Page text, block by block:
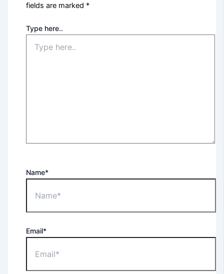
fields are marked *
Type here..
Name*
Email*